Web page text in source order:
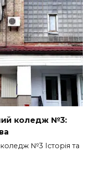
коледж №3:
№3 Історія та